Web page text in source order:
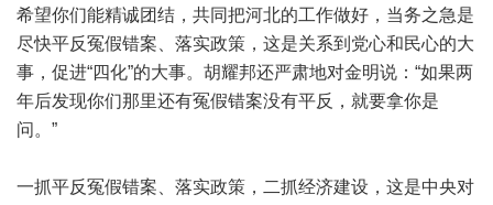
希望你们能精诚团结，共同把河北的工作做好，当务之急是
尽快平反冤假错案、落实政策，这是关系到党心和民心的大
事，促进“四化”的大事。胡耀邦还严肃地对金明说：“如果两
年后发现你们那里还有冤假错案没有平反，就要拿你是
问。”
一抓平反冤假错案、落实政策，二抓经济建设，这是中央对